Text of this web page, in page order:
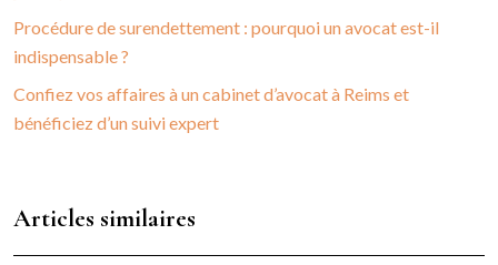
Procédure de surendettement : pourquoi un avocat est-il
indispensable ?
Confiez vos affaires à un cabinet d’avocat à Reims et
bénéficiez d’un suivi expert
Articles similaires